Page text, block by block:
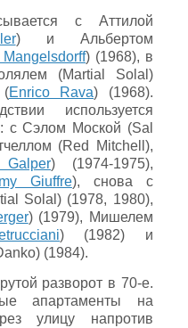
с Аттилой
) и Альбертом
) (1968), в
(Martial Solal)
(Enrico Rava) (1968).
используется
с Сэлом Моской (Sal
(Red Mitchell),
) (1974-1975),
Giuffre), снова с
Solal) (1978, 1980),
) (1979), Мишелем
) (1982) и
(1984).
разворот в 70-е.
апартаменты на
улицу напротив